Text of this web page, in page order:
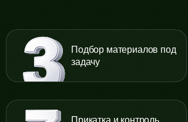
Подбор материалов под
задачу